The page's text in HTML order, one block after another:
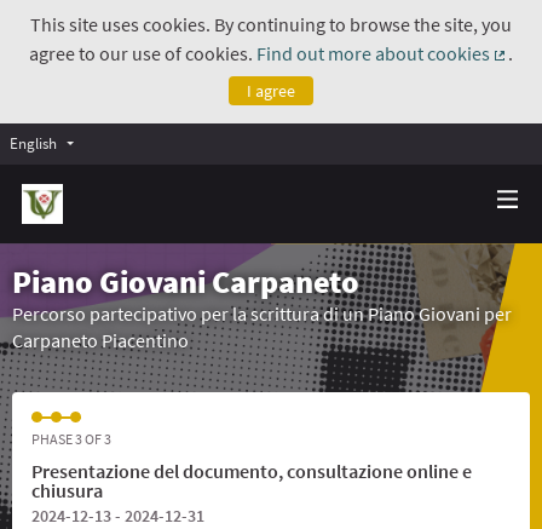
This site uses cookies. By continuing to browse the site, you
agree to our use of cookies. Find out more about cookies
.
I agree
English
Piano Giovani Carpaneto
Percorso partecipativo per la scrittura di un Piano Giovani per
Carpaneto Piacentino
PHASE 3 OF 3
Presentazione del documento, consultazione online e
chiusura
2024-12-13 - 2024-12-31